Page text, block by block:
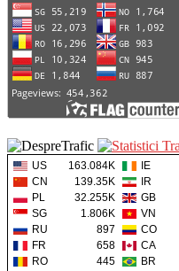
US 163.084K IE
CN
139.35K IR
PL
32.255K GB
SG
1.806K VN
RU
897 CO
FR
658 CA
RO
445 BR